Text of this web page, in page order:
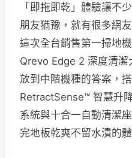
「即拖即乾」體驗讓不
朋友猶豫，就有很多網
這次全台銷售第一掃地
Qrevo Edge 2 深度清潔
放到中階機種的答案，
RetractSense™ 智慧升
系統與十合一自動清潔
完地板乾爽不留水漬的體